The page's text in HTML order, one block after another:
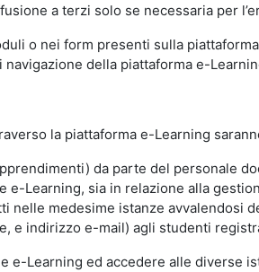
a terzi solo se necessaria per
o nei form presenti sulla
della piattaforma e-
la piattaforma e-Learning
da parte del personale
Learning, sia in relazione alla
nelle medesime istanze
e indirizzo e-mail) agli studenti
Learning ed accedere alle diverse